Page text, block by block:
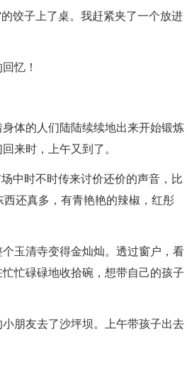
饺子上了桌。我赶紧夹了一个放进
忆！
体的人们陆陆续续地出来开始锻炼
来时，上午又到了。
中时不时传来讨价还价的声音，比
西还真多，有青艳艳的辣椒，红彤
玉清寺变得金灿灿。透过窗户，看
忙碌碌地收拾碗，想带自己的孩子
朋友去了沙坪坝。上午带孩子出去